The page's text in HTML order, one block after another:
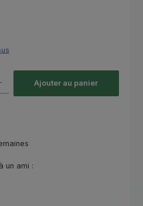
Ajouter au panier
un ami :